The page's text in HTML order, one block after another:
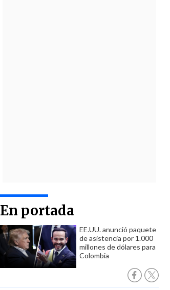
En portada
EE.UU. anunció paquete
de asistencia por 1.000
millones de dólares para
Colombia